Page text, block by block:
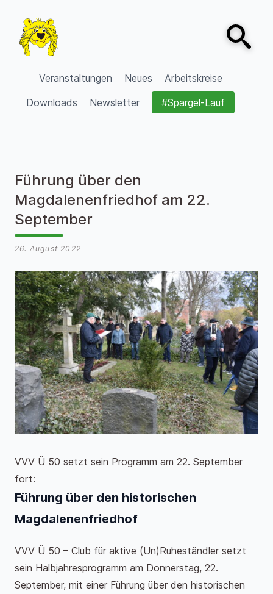
VVV Burgdorf
Veranstaltungen Neues
Arbeitskreise
Downloads
Newsletter #Spargel-Lauf
Open
Führung über den
Magdalenenfriedhof am 22.
September
26. August 2022
VVV Ü 50 setzt sein Programm am 22. September
fort:
Führung über den historischen
Magdalenenfriedhof
VVV Ü 50 – Club für aktive (Un)Ruheständler setzt
sein Halbjahresprogramm am Donnerstag, 22.
September, mit einer Führung über den historischen